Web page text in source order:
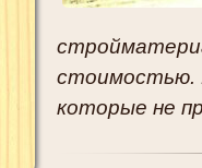
стоимостью.
которые не